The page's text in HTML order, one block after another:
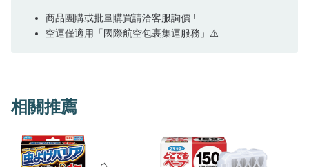
商品團購或批量購買請洽客服詢價 !
空運僅適用「國際航空包裹集運服務」⚠️
相關推薦